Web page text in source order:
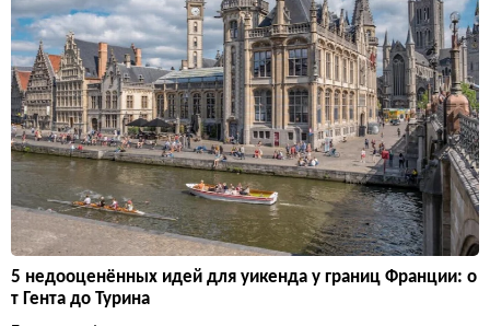
5 недооценённых идей для уикенда у границ Франции: о
т Гента до Турина